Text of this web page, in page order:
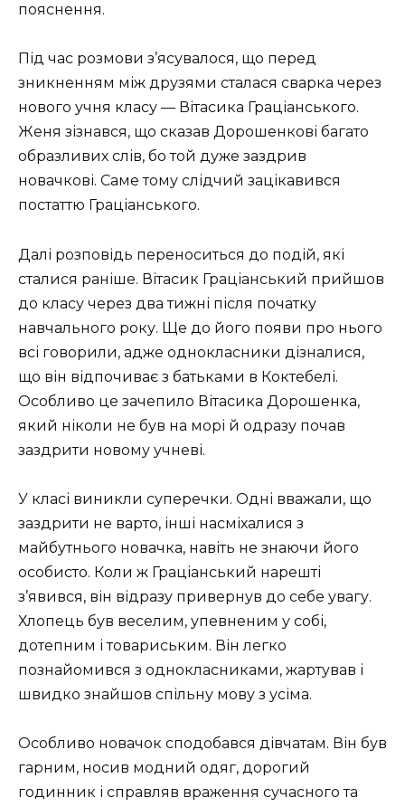
пояснення.
Під час розмови з’ясувалося, що перед
зникненням між друзями сталася сварка через
нового учня класу — Вітасика Граціанського.
Женя зізнався, що сказав Дорошенкові багато
образливих слів, бо той дуже заздрив
новачкові. Саме тому слідчий зацікавився
постаттю Граціанського.
Далі розповідь переноситься до подій, які
сталися раніше. Вітасик Граціанський прийшов
до класу через два тижні після початку
навчального року. Ще до його появи про нього
всі говорили, адже однокласники дізналися,
що він відпочиває з батьками в Коктебелі.
Особливо це зачепило Вітасика Дорошенка,
який ніколи не був на морі й одразу почав
заздрити новому учневі.
У класі виникли суперечки. Одні вважали, що
заздрити не варто, інші насміхалися з
майбутнього новачка, навіть не знаючи його
особисто. Коли ж Граціанський нарешті
з’явився, він відразу привернув до себе увагу.
Хлопець був веселим, упевненим у собі,
дотепним і товариським. Він легко
познайомився з однокласниками, жартував і
швидко знайшов спільну мову з усіма.
Особливо новачок сподобався дівчатам. Він був
гарним, носив модний одяг, дорогий
годинник і справляв враження сучасного та